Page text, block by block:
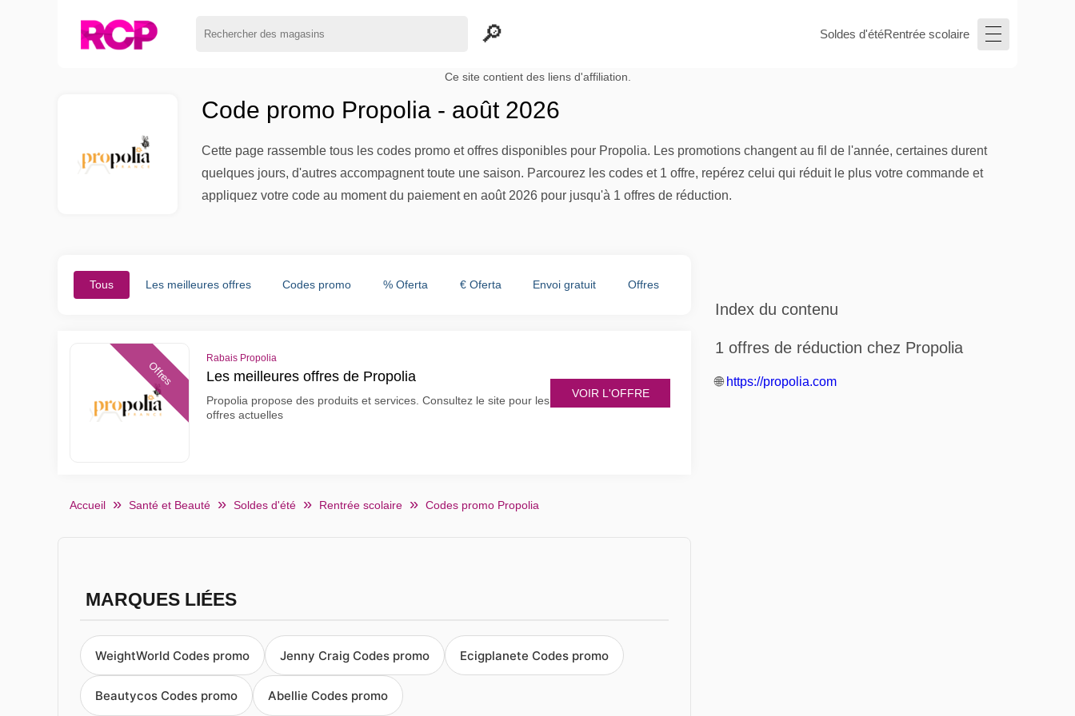
Soldes d'étéRentrée scolaire
Ce site contient des liens d'affiliation.
Code promo Propolia - août 2026
Cette page rassemble tous les codes promo et offres disponibles pour Propolia. Les promotions changent au fil de l'année, certaines durent
quelques jours, d'autres accompagnent toute une saison. Parcourez les codes et 1 offre, repérez celui qui réduit le plus votre commande et
appliquez votre code au moment du paiement en août 2026 pour jusqu'à 1 offres de réduction.
Tous Les meilleures offres Codes promo % Oferta € Oferta Envoi gratuit Offres
Offres
Rabais Propolia
Les meilleures offres de Propolia
Propolia propose des produits et services. Consultez le site pour les
offres actuelles
VOIR L'OFFRE
Accueil Santé et Beauté Soldes d'été Rentrée scolaire Codes promo Propolia
MARQUES LIÉES
WeightWorld Codes promo Jenny Craig Codes promo Ecigplanete Codes promo
Beautycos Codes promo Abellie Codes promo
Index du contenu
1 offres de réduction chez Propolia
🌐 https://propolia.com